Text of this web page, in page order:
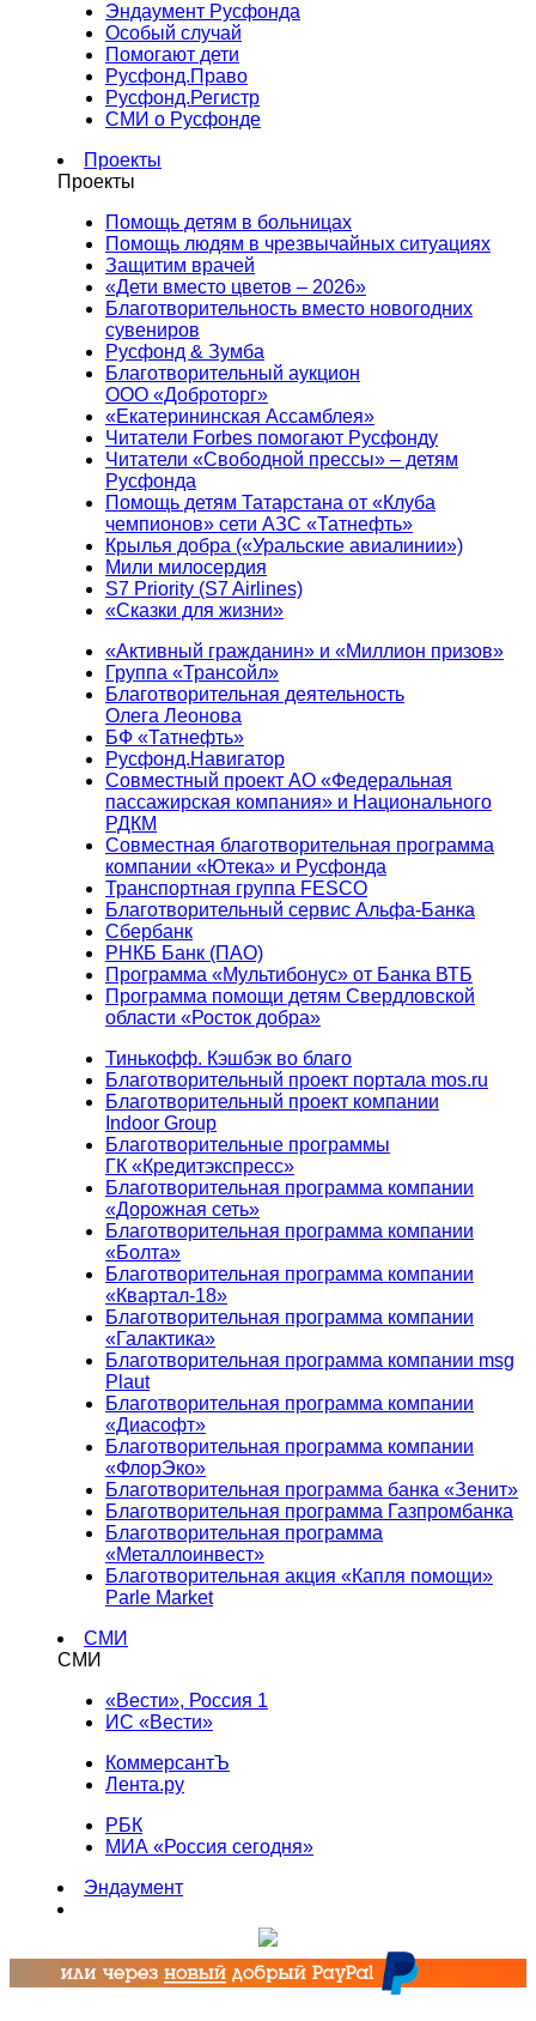
Эндаумент Русфонда
Особый случай
Помогают дети
Русфонд.Право
Русфонд.Регистр
СМИ о Русфонде
Проекты
Проекты
Помощь детям в больницах
Помощь людям в чрезвычайных ситуациях
Защитим врачей
«Дети вместо цветов – 2026»
Благотворительность вместо новогодних
сувениров
Русфонд & Зумба
Благотворительный аукцион
ООО «Доброторг»
«Екатерининская Ассамблея»
Читатели Forbes помогают Русфонду
Читатели «Свободной прессы» – детям
Русфонда
Помощь детям Татарстана от «Клуба
чемпионов» сети АЗС «Татнефть»
Крылья добра («Уральские авиалинии»)
Мили милосердия
S7 Priority (S7 Airlines)
«Сказки для жизни»
«Активный гражданин» и «Миллион призов»
Группа «Трансойл»
Благотворительная деятельность
Олега Леонова
БФ «Татнефть»
Русфонд.Навигатор
Совместный проект АО «Федеральная
пассажирская компания» и Национального
РДКМ
Совместная благотворительная программа
компании «Ютека» и Русфонда
Транспортная группа FESCO
Благотворительный сервис Альфа-Банка
Сбербанк
РНКБ Банк (ПАО)
Программа «Мультибонус» от Банка ВТБ
Программа помощи детям Свердловской
области «Росток добра»
Тинькофф. Кэшбэк во благо
Благотворительный проект портала mos.ru
Благотворительный проект компании
Indoor Group
Благотворительные программы
ГК «Кредитэкспресс»
Благотворительная программа компании
«Дорожная сеть»
Благотворительная программа компании
«Болта»
Благотворительная программа компании
«Квартал-18»
Благотворительная программа компании
«Галактика»
Благотворительная программа компании msg
Plaut
Благотворительная программа компании
«Диасофт»
Благотворительная программа компании
«ФлорЭко»
Благотворительная программа банка «Зенит»
Благотворительная программа Газпромбанка
Благотворительная программа
«Металлоинвест»
Благотворительная акция «Капля помощи»
Parle Market
СМИ
СМИ
«Вести», Россия 1
ИС «Вести»
КоммерсантЪ
Лента.ру
РБК
МИА «Россия сегодня»
Эндаумент